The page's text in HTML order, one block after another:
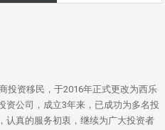
投资移民，于2016年正式更改为西乐
资公司，成立3年来，已成功为多名投
认真的服务初衷，继续为广大投资者